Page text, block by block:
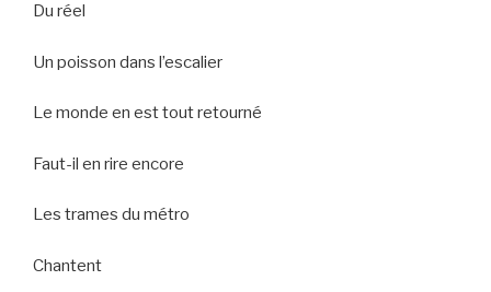
Du réel
Un poisson dans l’escalier
Le monde en est tout retourné
Faut-il en rire encore
Les trames du métro
Chantent